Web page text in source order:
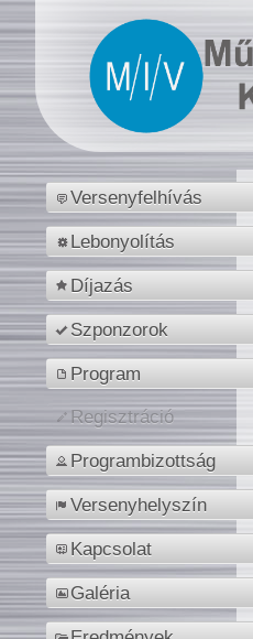
Versenyfelhívás
Lebonyolítás
Díjazás
Szponzorok
Program
Regisztráció
Programbizottság
Versenyhelyszín
Kapcsolat
Galéria